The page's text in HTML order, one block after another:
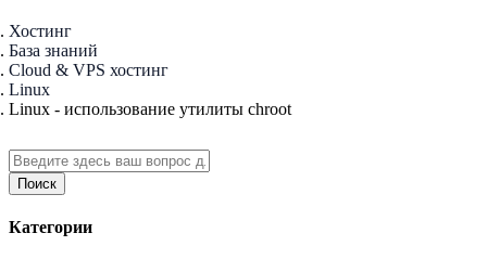
Хостинг
База знаний
Cloud & VPS хостинг
Linux
Linux - использование утилиты chroot
Поиск
Категории